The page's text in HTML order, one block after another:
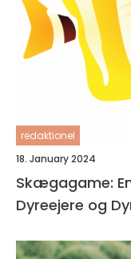
redaktionel
18. January 2024
Skægagame:
Dyreejere og